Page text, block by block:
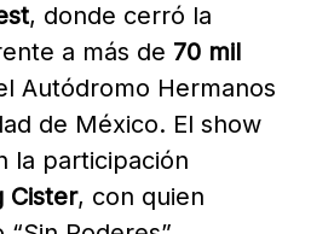
, donde cerró la
a más de 70 mil
Autódromo Hermanos
de México. El show
la participación
Cister, con quien